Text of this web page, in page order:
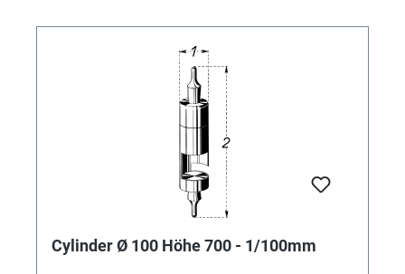
Cylinder Ø 100 Höhe 700 - 1/100mm